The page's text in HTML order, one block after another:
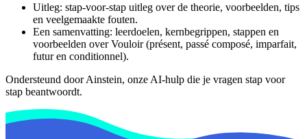
Uitleg: stap-voor-stap uitleg over de theorie, voorbeelden, tips
en veelgemaakte fouten.
Een samenvatting: leerdoelen, kernbegrippen, stappen en
voorbeelden overVouloir (présent, passé composé, imparfait,
futur en conditionnel).
Ondersteund door Ainstein, onze AI-hulp die je vragen stap voor
stap beantwoordt.